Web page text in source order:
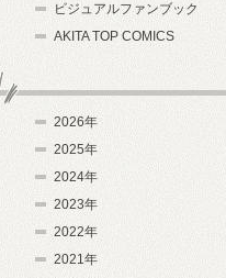
ビジュアルファンブック
AKITA TOP COMICS
2026年
2025年
2024年
2023年
2022年
2021年